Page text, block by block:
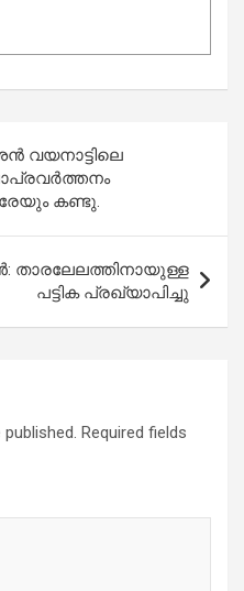
വയനാട്ടിലെ
കണ്ടു.
താരലേലത്തിനായുള്ള
പട്ടിക പ്രഖ്യാപിച്ചു
Required fields